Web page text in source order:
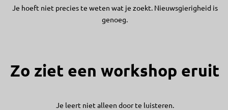
Je hoeft niet precies te weten wat je zoekt. Nieuwsgierigheid is
genoeg.
Zo ziet een workshop eruit
Je leert niet alleen door te luisteren.